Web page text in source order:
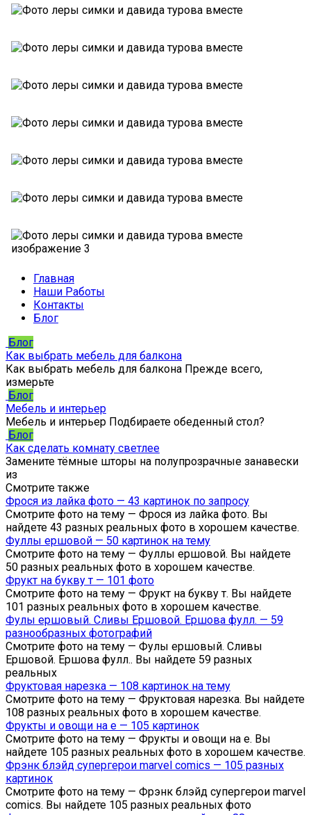
Главная
Наши Работы
Контакты
Блог
Блог
Как выбрать мебель для балкона
Как выбрать мебель для балкона Прежде всего,
измерьте
Блог
Мебель и интерьер
Мебель и интерьер Подбираете обеденный стол?
Блог
Как сделать комнату светлее
Замените тёмные шторы на полупрозрачные занавески
из
Смотрите также
Фрося из лайка фото — 43 картинок по запросу
Смотрите фото на тему — Фрося из лайка фото. Вы
найдете 43 разных реальных фото в хорошем качестве.
Фуллы ершовой — 50 картинок на тему
Смотрите фото на тему — Фуллы ершовой. Вы найдете
50 разных реальных фото в хорошем качестве.
Фрукт на букву т — 101 фото
Смотрите фото на тему — Фрукт на букву т. Вы найдете
101 разных реальных фото в хорошем качестве.
Фулы ершовый. Сливы Ершовой. Ершова фулл. — 59
разнообразных фотографий
Смотрите фото на тему — Фулы ершовый. Сливы
Ершовой. Ершова фулл.. Вы найдете 59 разных
реальных
Фруктовая нарезка — 108 картинок на тему
Смотрите фото на тему — Фруктовая нарезка. Вы найдете
108 разных реальных фото в хорошем качестве.
Фрукты и овощи на е — 105 картинок
Смотрите фото на тему — Фрукты и овощи на е. Вы
найдете 105 разных реальных фото в хорошем качестве.
Фрэнк блэйд супергерои marvel comics — 105 разных
картинок
Смотрите фото на тему — Фрэнк блэйд супергерои marvel
comics. Вы найдете 105 разных реальных фото